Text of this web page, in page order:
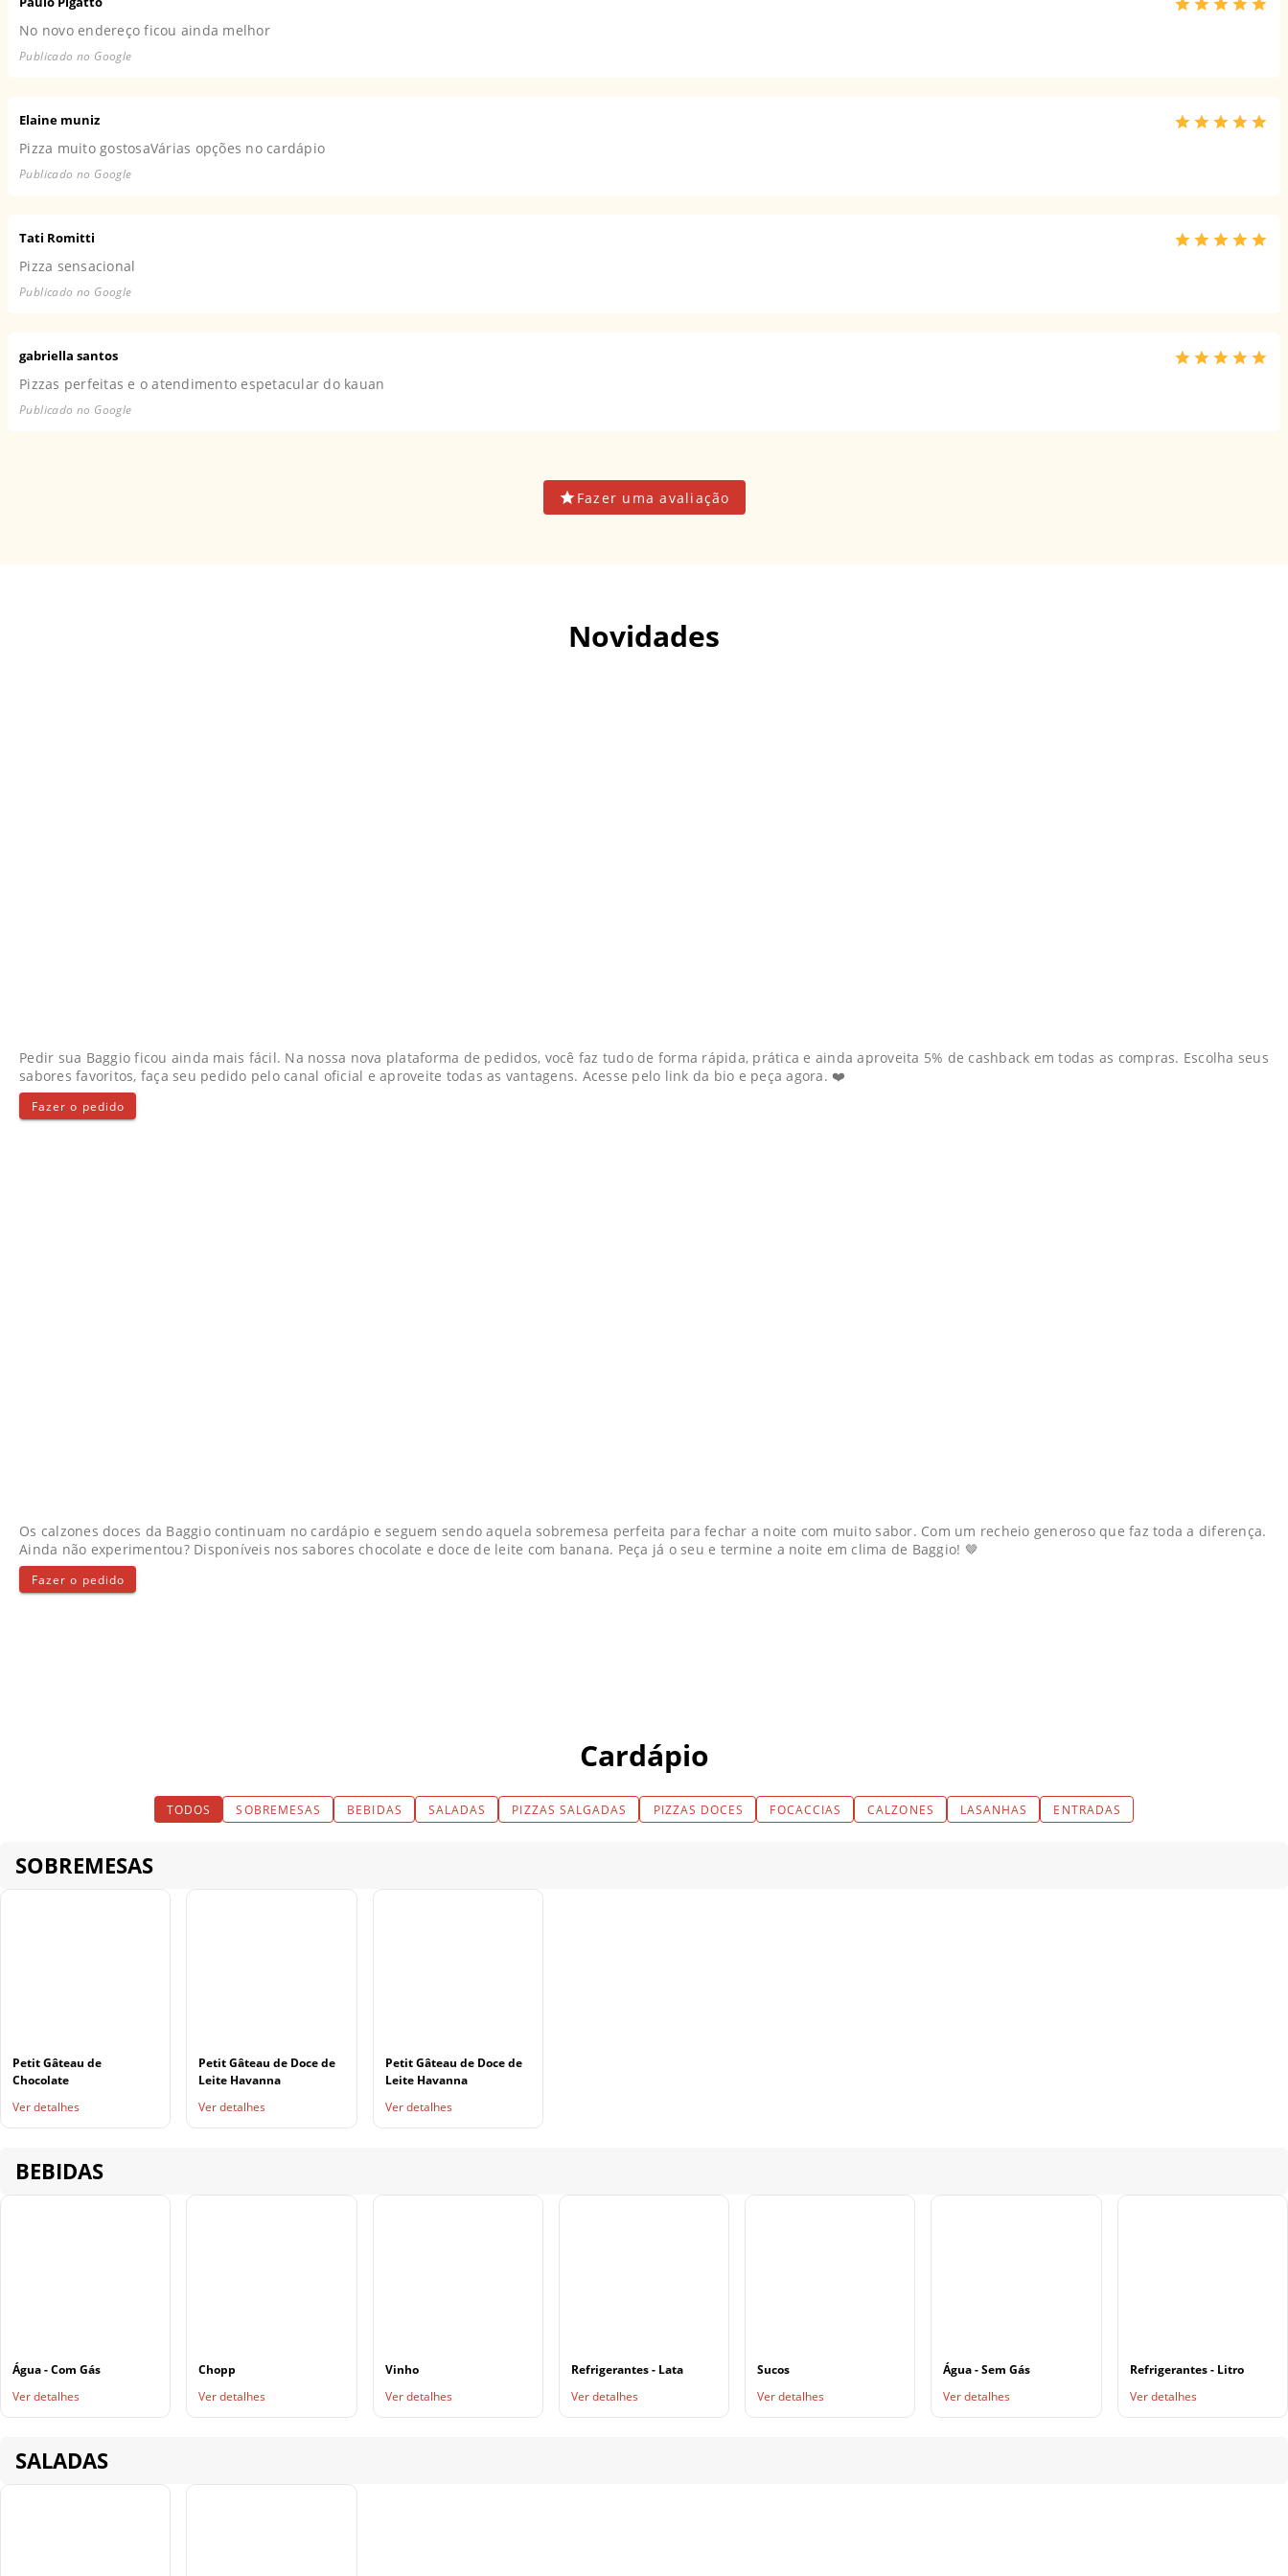
No novo endereço ficou ainda melhor
Publicado no Google
Elaine muniz
Pizza muito gostosaVárias opções no cardápio
Publicado no Google
Tati Romitti
Pizza sensacional
Publicado no Google
gabriella santos
Pizzas perfeitas e o atendimento espetacular do kauan
Publicado no Google
Fazer uma avaliação
Novidades
Pedir sua Baggio ficou ainda mais fácil. Na nossa nova plataforma de pedidos, você faz tudo de forma rápida, prática e ainda aproveita 5% de cashback em todas as compras. Escolha seus
sabores favoritos, faça seu pedido pelo canal oficial e aproveite todas as vantagens. Acesse pelo link da bio e peça agora. ❤️
Fazer o pedido
Os calzones doces da Baggio continuam no cardápio e seguem sendo aquela sobremesa perfeita para fechar a noite com muito sabor. Com um recheio generoso que faz toda a diferença.
Ainda não experimentou? Disponíveis nos sabores chocolate e doce de leite com banana. Peça já o seu e termine a noite em clima de Baggio! 🤎
Fazer o pedido
Cardápio
TODOS SOBREMESAS BEBIDAS SALADAS PIZZAS SALGADAS PIZZAS DOCES FOCACCIAS CALZONES LASANHAS ENTRADAS
SOBREMESAS
Petit Gâteau de
Chocolate
Ver detalhes
Petit Gâteau de Doce de
Leite Havanna
Ver detalhes
Petit Gâteau de Doce de
Leite Havanna
Ver detalhes
BEBIDAS
Água - Com Gás
Ver detalhes
Chopp
Ver detalhes
Vinho
Ver detalhes
Refrigerantes - Lata
Ver detalhes
Sucos
Ver detalhes
Água - Sem Gás
Ver detalhes
Refrigerantes - Litro
Ver detalhes
SALADAS